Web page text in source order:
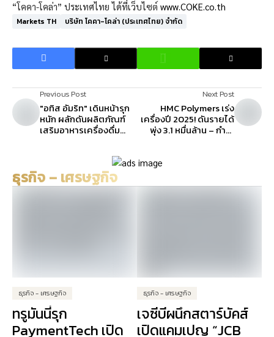
“โคคา-โคล่า” ประเทศไทย ได้ที่เว็บไซต์ www.COKE.co.th
Markets TH บริษัท โคคา-โคล่า (ประเทศไทย) จำกัด
Previous Post
"อทิส อัมริท" เดินหน้ารุก
หนัก ผลักดันผลิตภัณฑ์
เสริมอาหารเครื่องดื่ม
Next Post
HMC Polymers เร่ง
เครื่องปี 2025! ดันรายได้
พุ่ง 3.1 หมื่นล้าน – กำไร
ธุรกิจ – เศรษฐกิจ
ธุรกิจ - เศรษฐกิจ
ทรูมันนี่รุก
PaymentTech เปิด
ธุรกิจ - เศรษฐกิจ
เจซีบีผนึกสตาร์บัคส์
เปิดแคมเปญ “JCB